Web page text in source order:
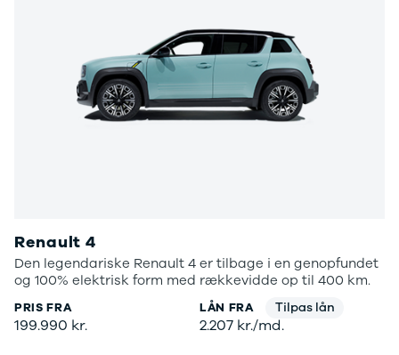
Renault 4
Den legendariske Renault 4 er tilbage i en genopfundet
og 100% elektrisk form med rækkevidde op til 400 km.
PRIS FRA
199.990 kr.
LÅN FRA Tilpas lån
2.207 kr./md.